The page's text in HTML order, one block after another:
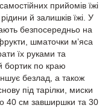
прийомів їжі
й залишків їжі. У
безпосередньо на
шматочки м’яса
їх руками та
бортик по краю
безлад, а також
під тарілки, миски
40 см завширшки та 30